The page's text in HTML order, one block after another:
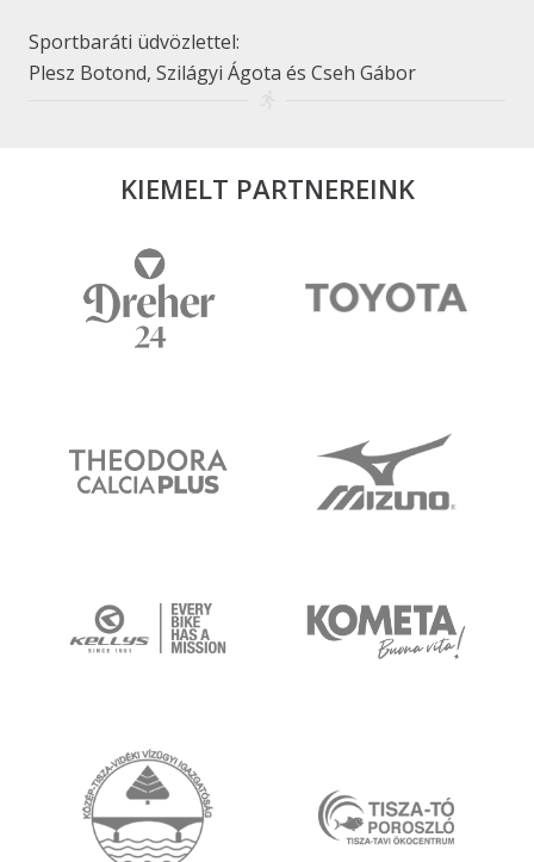
Sportbaráti üdvözlettel:
Plesz Botond, Szilágyi Ágota és Cseh Gábor
KIEMELT PARTNEREINK